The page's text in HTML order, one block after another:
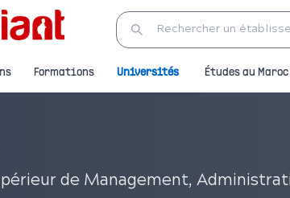
Formations Universités Études au Maroc
de Management,